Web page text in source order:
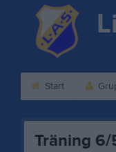
Start
Träning 6/